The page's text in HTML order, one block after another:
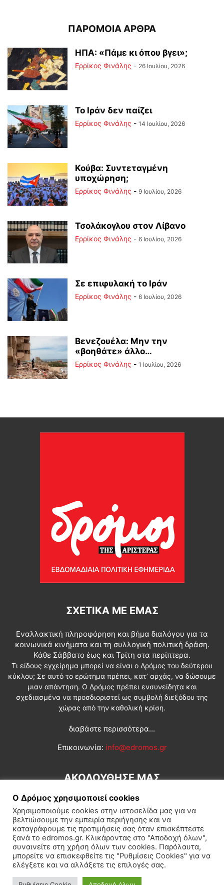
ΠΑΡΟΜΟΙΑ ΑΡΘΡΑ
ΗΠΑ: «Πάμε κι όπου βγει»;
Ερρίκος Φινάλης - 26 Ιουλίου, 2026
Το Ιράν δεν παίζει
Ερρίκος Φινάλης - 14 Ιουλίου, 2026
Κούβα: Συντεταγμένη
υποχώρηση;
Ερρίκος Φινάλης - 9 Ιουλίου, 2026
Τσολάκογλου στον Λίβανο
Ερρίκος Φινάλης - 6 Ιουλίου, 2026
Σε επιφυλακή το Ιράν
Ερρίκος Φινάλης - 6 Ιουλίου, 2026
Βενεζουέλα: Μην την
«βοηθάτε» άλλο…
Ερρίκος Φινάλης - 1 Ιουλίου, 2026
ΣΧΕΤΙΚΆ ΜΕ ΕΜΆΣ
Εναλλακτική πληροφόρηση και βήμα διαλόγου για τα
κοινωνικά κινήματα και τη συλλογική πολιτική δράση.
Κάθε Σάββατο έως και Τρίτη στα περίπτερα.
Τι είδους εγχείρημα μπορεί να είναι ο Δρόμος του δεύτερου
κύκλου; Σε αυτό το ερώτημα πρέπει, κατ’ αρχάς, να δώσουμε
μιαν απάντηση. Ο Δρόμος πρέπει ενσυνείδητα και
σχεδιασμένα να προσδιοριστεί ως συμβολή διεξόδου της
χώρας από την καθολική κρίση.
διαβάστε περισσότερα...
Επικοινωνία: info@edromos.gr
ΑΚΟΛΟΥΘΗΣΕ ΜΑΣ
Εγγραφή συνδρομητή Πολιτική Διεθνή Κοινωνία
Πολιτισμός Αφιερώματα
Ο Δρόμος χρησιμοποιεί cookies
Χρησιμοποιούμε cookies στην ιστοσελίδα μας για να
βελτιώσουμε την εμπειρία περιήγησης και να
καταγράφουμε τις προτιμήσεις σας όταν επισκέπτεστε
ξανά το edromos.gr. Κλικάροντας στο "Αποδοχή όλων",
συναινείτε στη χρήση όλων των cookies. Παρόλαυτα,
μπορείτε να επισκεφθείτε τις "Ρυθμίσεις Cookies" για να
ελέγξετε και να αλλάξετε τις επιλογές σας.